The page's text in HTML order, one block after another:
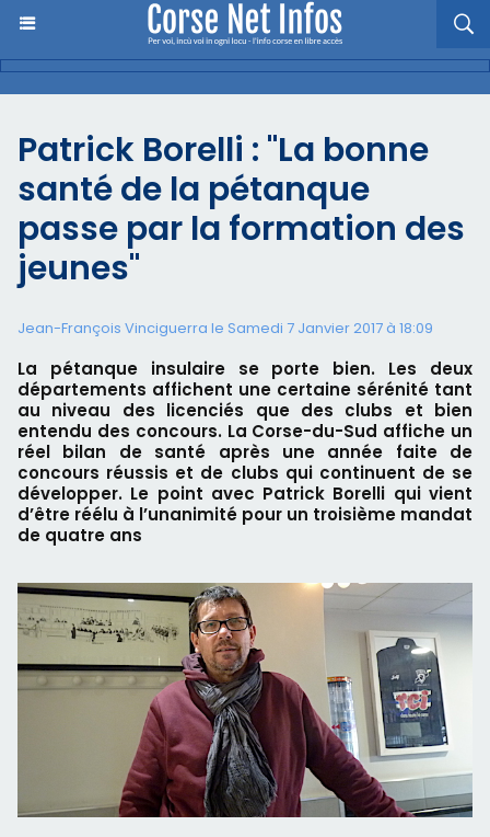
Patrick Borelli : "La bonne
santé de la pétanque
passe par la formation des
jeunes"
Jean-François Vinciguerra le Samedi 7 Janvier 2017 à 18:09
La pétanque insulaire se porte bien. Les deux
départements affichent une certaine sérénité tant
au niveau des licenciés que des clubs et bien
entendu des concours. La Corse-du-Sud affiche un
réel bilan de santé après une année faite de
concours réussis et de clubs qui continuent de se
développer. Le point avec Patrick Borelli qui vient
d’être réélu à l’unanimité pour un troisième mandat
de quatre ans